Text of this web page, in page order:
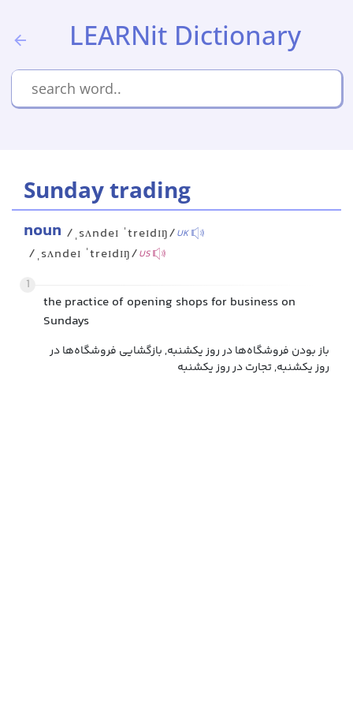
LEARNit Dictionary
Sunday trading
noun /ˌsʌndeɪ ˈtreɪdɪŋ/UK
/ˌsʌndeɪ ˈtreɪdɪŋ/US
1
the practice of opening shops for business on
Sundays
باز بودن فروشگاه‌ها در روز یکشنبه, بازگشایی فروشگاه‌ها در
روز یکشنبه, تجارت در روز یکشنبه